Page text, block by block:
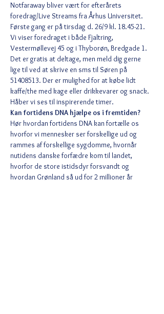
Notfaraway bliver vært for efterårets
foredrag/Live Streams fra Århus Universitet.
Første gang er på tirsdag d. 26/9 kl. 18.45-21.
Vi viser foredraget i både Fjaltring,
Vestermøllevej 45 og i Thyborøn, Bredgade 1.
Det er gratis at deltage, men meld dig gerne
lige til ved at skrive en sms til Søren på
51408513. Der er mulighed for at købe lidt
kaffe/the med kage eller drikkevarer og snack.
Håber vi ses til inspirerende timer.
Kan fortidens DNA hjælpe os i fremtiden?
Hør hvordan fortidens DNA kan fortælle os
hvorfor vi mennesker ser forskellige ud og
rammes af forskellige sygdomme, hvornår
nutidens danske forfædre kom til landet,
hvorfor de store istidsdyr forsvandt og
hvordan Grønland så ud for 2 millioner år